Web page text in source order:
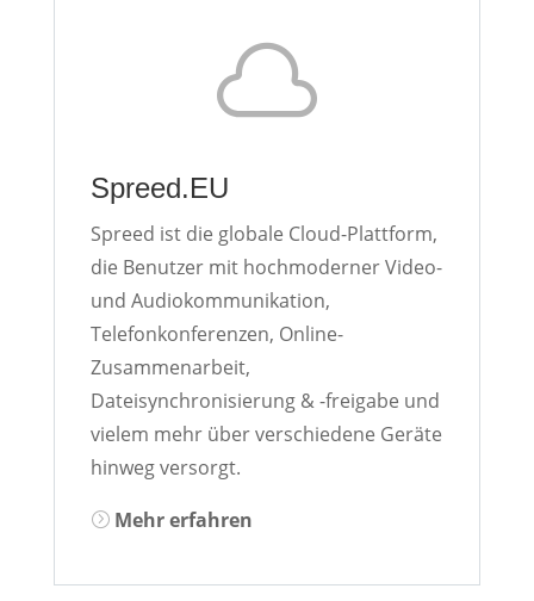

Spreed.EU
Spreed ist die globale Cloud-Plattform,
die Benutzer mit hochmoderner Video-
und Audiokommunikation,
Telefonkonferenzen, Online-
Zusammenarbeit,
Dateisynchronisierung & -freigabe und
vielem mehr über verschiedene Geräte
hinweg versorgt.
=Mehr erfahren